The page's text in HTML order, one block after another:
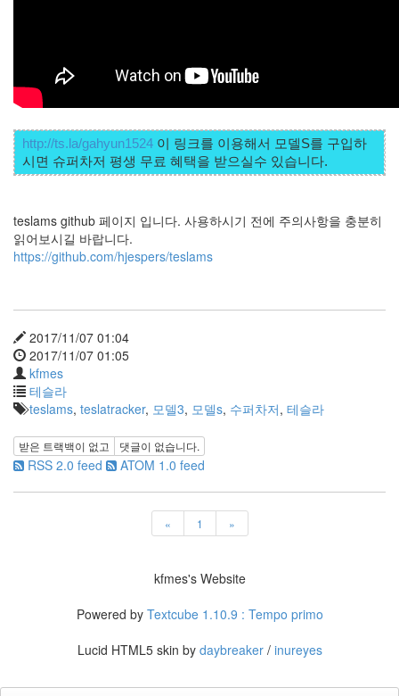
http://ts.la/gahyun1524 이 링크를 이용해서 모델S를 구입하
teslams github 페이지 입니다. 사용하시기 전에 주의사항을 충분히
읽어보시길 바랍니다.
https://github.com/hjespers/teslams
2017/11/07 01:04
2017/11/07 01:05
kfmes
테슬라
teslams, teslatracker, 모델3, 모델s, 수퍼차저, 테슬라
받은 트랙백이 없고 댓글이 없습니다.
RSS 2.0 feed ATOM 1.0 feed
« 1 »
kfmes's Website
Powered by Textcube 1.10.9 : Tempo primo
Lucid HTML5 skin by daybreaker/ inureyes